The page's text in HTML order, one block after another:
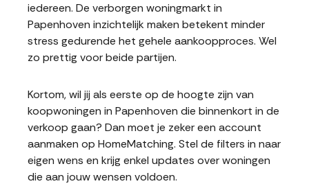
iedereen. De verborgen woningmarkt in
Papenhoven inzichtelijk maken betekent minder
stress gedurende het gehele aankoopproces. Wel
zo prettig voor beide partijen.
Kortom, wil jij als eerste op de hoogte zijn van
koopwoningen in Papenhoven die binnenkort in de
verkoop gaan? Dan moet je zeker een account
aanmaken op HomeMatching. Stel de filters in naar
eigen wens en krijg enkel updates over woningen
die aan jouw wensen voldoen.